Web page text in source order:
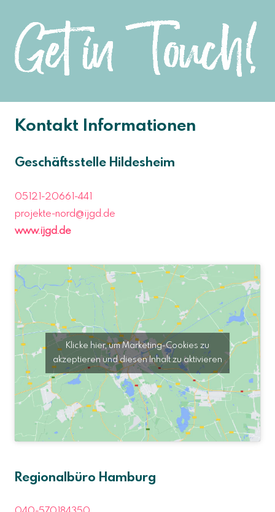
Kontakt Informationen
Geschäftsstelle Hildesheim
05121-20661-441
projekte-nord@ijgd.de
www.ijgd.de
Klicke hier, um Marketing-Cookies zu
akzeptieren und diesen Inhalt zu aktivieren
Regionalbüro Hamburg